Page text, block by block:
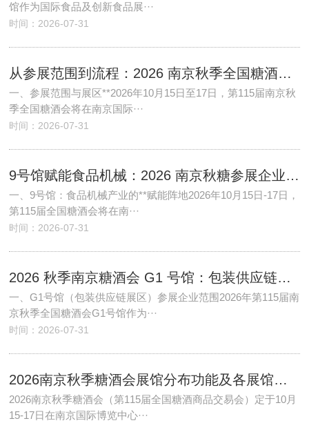
馆作为国际食品及创新食品展···
时间：2026-07-31
从参展范围到流程：2026 南京秋季全国糖酒会7，8号馆休闲食品参展全景解读
一、参展范围与展区**2026年10月15日至17日，第115届南京秋
季全国糖酒会将在南京国际···
时间：2026-07-31
9号馆赋能食品机械：2026 南京秋糖参展企业范围与流程升级
一、9号馆：食品机械产业的**赋能阵地2026年10月15日-17日，
第115届全国糖酒会将在南···
时间：2026-07-31
2026 秋季南京糖酒会 G1 号馆：包装供应链参展企业范围与参展流程全解析
一、G1号馆（包装供应链展区）参展企业范围2026年第115届南
京秋季全国糖酒会G1号馆作为···
时间：2026-07-31
2026南京秋季糖酒会展馆分布功能及各展馆参展范围
2026南京秋季糖酒会（第115届全国糖酒商品交易会）定于10月
15-17日在南京国际博览中心···